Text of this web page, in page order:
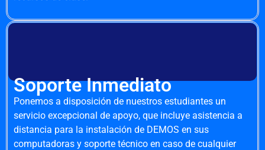
Soporte Inmediato
Ponemos a disposición de nuestros estudiantes un
servicio excepcional de apoyo, que incluye asistencia a
distancia para la instalación de DEMOS en sus
computadoras y soporte técnico en caso de cualquier